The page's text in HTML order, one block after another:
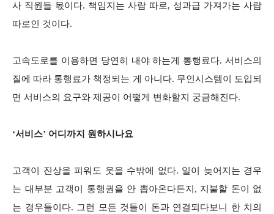
사 직원들 몫이다. 책임지는 사람 따로, 성과급 가져가는 사람
따로인 것이다.
고속도로를 이용하면 당연히 내야 하는게 통행료다. 서비스의
질에 따라 통행료가 책정되는 게 아니다. 무인시스템이 도입되
면 서비스의 요구와 제공이 어떻게 변화할지 궁금해진다.
‘서비스’ 어디까지 원하시나요
고객이 진상을 피워도 웃을 수밖에 없다. 일이 늦어지는 경우
는 대부분 고객이 통행권을 안 뽑아온다든지, 지불할 돈이 없
는 경우들이다. 그런 모든 것들이 돈과 연결되다보니 한 치의